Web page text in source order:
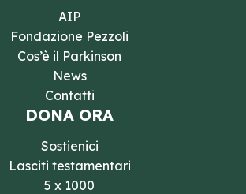
AIP
Fondazione Pezzoli
Cos’è il Parkinson
News
Contatti
DONA ORA
Sostienici
Lasciti testamentari
5 x 1000